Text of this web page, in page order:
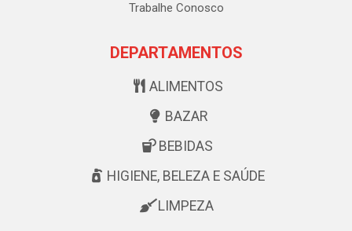
Trabalhe Conosco
DEPARTAMENTOS
ALIMENTOS
BAZAR
BEBIDAS
HIGIENE, BELEZA E SAÚDE
LIMPEZA